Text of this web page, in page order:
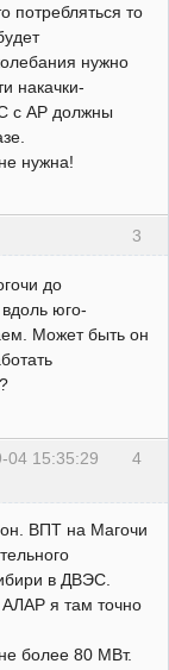
потребляться то
нужно
накачки-
с АР должны
нужна!
3
до
юго-
Может быть он
4
04 15:35:29
ВПТ на Магочи
в ДВЭС.
я там точно
более 80 МВт.